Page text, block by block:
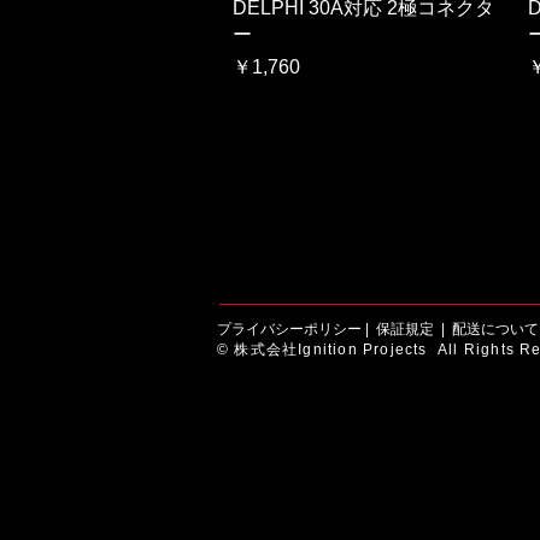
クイックビュー
DELPHI 30A対応 2極コネクタ
ー
価格
￥1,760
プライバシーポリシー 保証規定 配送について
© 株式会社Ignition Projects All Rights